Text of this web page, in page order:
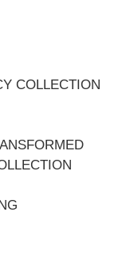
COLLECTION